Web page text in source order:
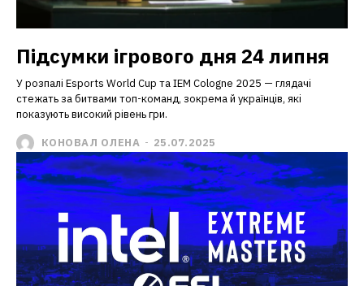
Підсумки ігрового дня 24 липня
У розпалі Esports World Cup та IEM Cologne 2025 — глядачі
стежать за битвами топ-команд, зокрема й українців, які
показують високий рівень гри.
КОНОВАЛ ОЛЕНА - 25.07.2025